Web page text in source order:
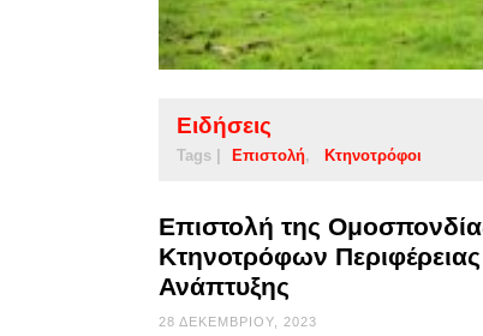
Ειδήσεις
Tags | Επιστολή Κτηνοτρόφοι
Επιστολή της
Κτηνοτρόφων
Ανάπτυξης
28 ΔΕΚΕΜΒΡΊΟΥ, 2023